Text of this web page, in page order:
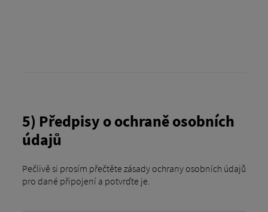
5) Předpisy o ochraně osobních
údajů
Pečlivě si prosím přečtěte zásady ochrany osobních údajů
pro dané připojení a potvrďte je.